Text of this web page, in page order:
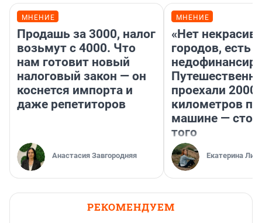
МНЕНИЕ
Продашь за 3000, налог
возьмут с 4000. Что
нам готовит новый
налоговый закон — он
коснется импорта и
даже репетиторов
Анастасия Завгородняя
МНЕНИЕ
«Нет
городов, есть
проехали 2000
километров по
машине —
того
Екатерина
РЕКОМЕНДУЕМ